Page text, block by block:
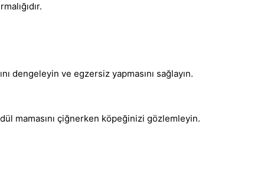
dengeleyin ve egzersiz yapmasını sağlayın.
mamasını çiğnerken köpeğinizi gözlemleyin.